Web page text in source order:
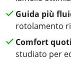
Guida più
rotolamento
Comfort
studiato per